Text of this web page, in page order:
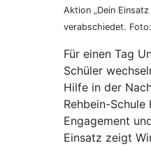
Aktion „Dein
verabschiedet.
Für einen Tag
Schüler
Hilfe in der
Rehbein-
Engagement
Einsatz zeigt